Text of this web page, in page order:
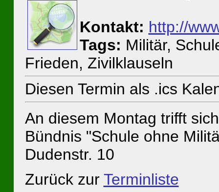
Kontakt: http://
Tags: Militär,
Frieden, Zivilklauseln
Diesen Termin als .ics
An diesem Montag trifft
Bündnis "Schule ohne
Dudenstr. 10
Zurück zur Terminliste